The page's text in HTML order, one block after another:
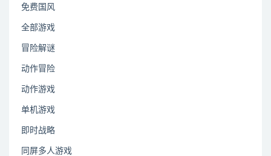
免费国风
全部游戏
冒险解谜
动作冒险
动作游戏
单机游戏
即时战略
同屏多人游戏